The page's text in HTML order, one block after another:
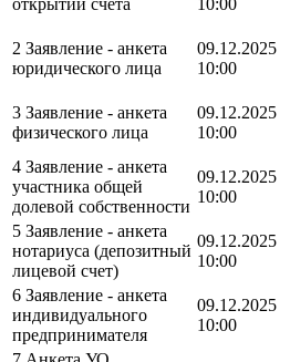
открытии счета
10:00
2 Заявление - анкета
юридического лица
09.12.2025
10:00
3 Заявление - анкета
физического лица
09.12.2025
10:00
4 Заявление - анкета
участника общей
долевой собственности
09.12.2025
10:00
5 Заявление - анкета
нотариуса (депозитный
лицевой счет)
09.12.2025
10:00
6 Заявление - анкета
индивидуального
предпринимателя
09.12.2025
10:00